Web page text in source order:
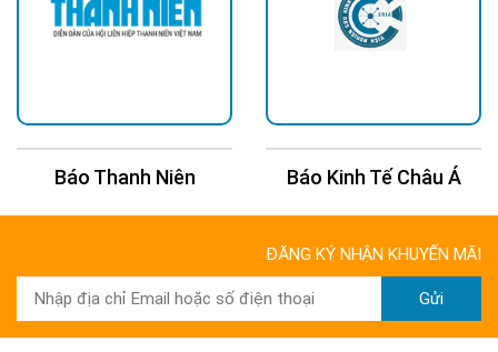
Báo Thanh Niên Báo Kinh Tế Châu Á
ĐĂNG KÝ NHẬN KHUYẾN MÃI
Gửi